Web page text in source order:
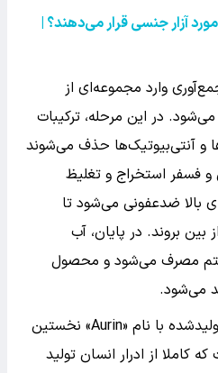
آزار جنسی قرار می‌دهند؟ |
وارد مجموعه‌ای از
در این مرحله، ترکیبات
و آنتی‌بیوتیک‌ها حذف می‌شوند
فسفر استخراج و تغلیظ
بالا ضدعفونی می‌شود تا
بین بروند. در پایان، آب
مصرف می‌شود و محصول
می‌شود.
این شرکت ادعا می‌کند کود تولیدشده با نام «Aurin» نخستین
کاملا از ادرار انسان تولید